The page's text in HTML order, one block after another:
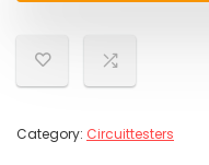
Category: Circuittesters